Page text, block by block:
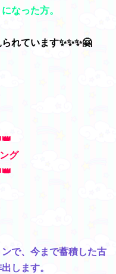
なった方。
れています✨✨✨🤗
グ
で、今まで蓄積した古
します。